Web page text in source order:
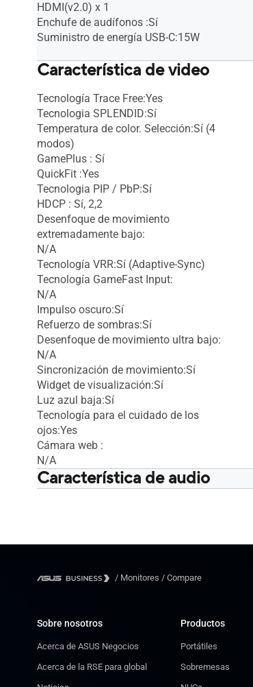
HDMI(v2.0) x 1
Enchufe de audífonos :Sí
Suministro de energía USB-C:15W
Característica de video
Tecnología Trace Free:Yes
Tecnologia SPLENDID:Sí
Temperatura de color. Selección:Sí (4
modos)
GamePlus : Sí
QuickFit :Yes
Tecnologia PIP / PbP:Sí
HDCP : Sí, 2,2
Desenfoque de movimiento
extremadamente bajo:
N/A
Tecnología VRR:Sí (Adaptive-Sync)
Tecnología GameFast Input:
N/A
Impulso oscuro:Sí
Refuerzo de sombras:Sí
Desenfoque de movimiento ultra bajo:
N/A
Sincronización de movimiento:Sí
Widget de visualización:Sí
Luz azul baja:Sí
Tecnología para el cuidado de los
ojos:Yes
Cámara web :
N/A
Característica de audio
/ Monitores / Compare
Sobre nosotros
Acerca de ASUS Negocios
Acerca de la RSE para global
Productos
Portátiles
Sobremesas